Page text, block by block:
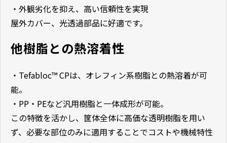
・外観劣化を抑え、高い信頼性を実現
屋外カバー、光透過部品に好適です。
他樹脂との熱溶着性
・Tefabloc™ CPは、オレフィン系樹脂との熱溶着が可
能。
・PP・PEなど汎用樹脂と一体成形が可能。
この特徴を活かし、筐体全体に高価な透明樹脂を用い
ず、必要な部位のみに適用することでコストや機械特性